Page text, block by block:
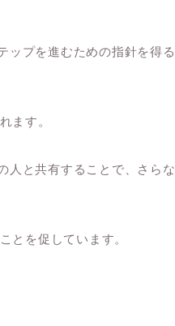
ップを進むための指針を得る
ます。
人と共有することで、さらな
とを促しています。